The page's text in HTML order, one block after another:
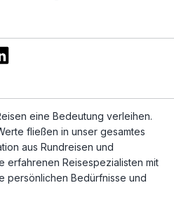
eine Bedeutung verleihen.
fließen in unser gesamtes
aus Rundreisen und
erfahrenen Reisespezialisten mit
persönlichen Bedürfnisse und